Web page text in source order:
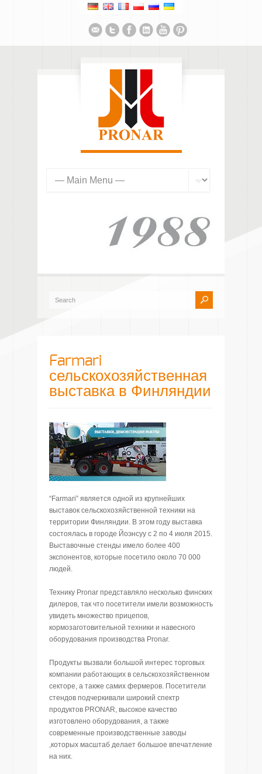
Farmari
сельскохозяйственная
выставка в Финляндии
“Farmari” является одной из крупнейших
выставок сельскохозяйственной техники на
территории Финляндии. В этом году выставка
состоялась в городе Йоэнсуу с 2 по 4 июля 2015.
Выставочные стенды имело более 400
экспонентов, которые посетило около 70 000
людей.
Технику Pronar представляло несколько финских
дилеров, так что посетители имели возможность
увидеть множество прицепов,
кормозаготовительной техники и навесного
оборудования производства Pronar.
Продукты вызвали большой интерес торговых
компании работающих в сельскохозяйственном
секторе, а также самих фермеров. Посетители
стендов подчеркивали широкий спектр
продуктов PRONAR, высокое качество
изготовлено оборудования, а также
современные производственные заводы
,которых масштаб делает большое впечатление
на них.